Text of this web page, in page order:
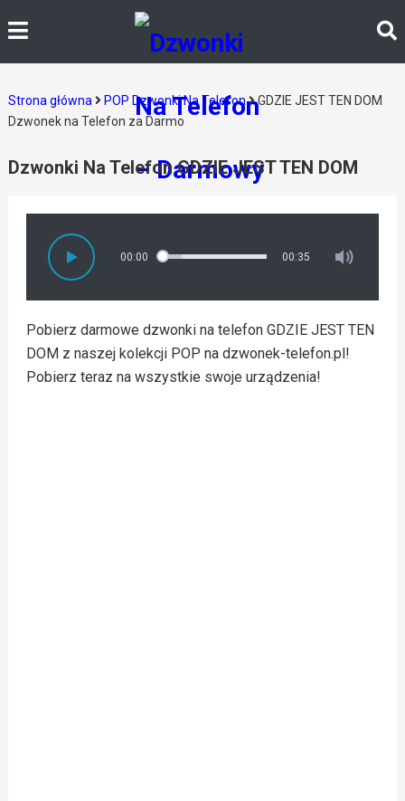
Strona główna POP Dzwonki Na Telefon
GDZIE JEST TEN DOM
Dzwonek na Telefon za Darmo
Dzwonki Na Telefon GDZIE JEST TEN DOM
00:00 00:35
Pobierz darmowe dzwonki na telefon GDZIE JEST TEN
DOM z naszej kolekcji POP na dzwonek-telefon.pl!
Pobierz teraz na wszystkie swoje urządzenia!